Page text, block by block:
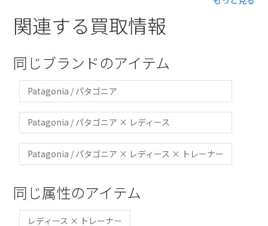
関連する買取情報
同じブランドのアイテム
Patagonia / パタゴニア
Patagonia / パタゴニア × レディース
Patagonia / パタゴニア × レディース × トレーナー
同じ属性のアイテム
レディース × トレーナー